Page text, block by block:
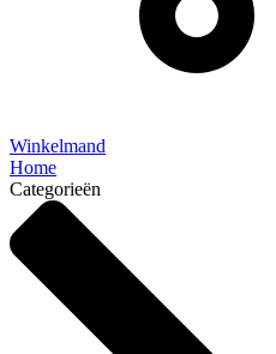
Winkelmand
Home
Categorieën